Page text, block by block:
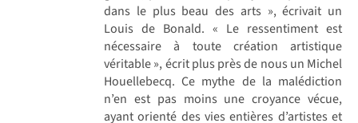
dans le plus beau des arts », écrivait un
Louis de Bonald. « Le ressentiment est
nécessaire à toute création artistique
véritable », écrit plus près de nous un Michel
Houellebecq. Ce mythe de la malédiction
n’en est pas moins une croyance vécue,
ayant orienté des vies entières d’artistes et